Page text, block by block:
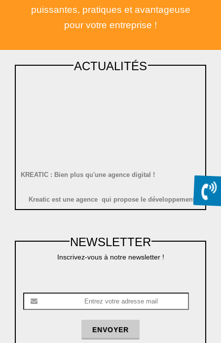
puissantes, pratiques et avantageuse
pour votre entreprise !
ACTUALITÉS
KREATIC : Bien plus qu'une agence digital !
Kreatic est une agence qui propose le développement
- 10 minutes de Mouscron, Menin, Lomme & Comines ;
- 10 minutes de Lille, & Villeneuve d'ascq ;
- 20 minutes de Lille, & Villeneuve d'ascq ;
- 25 minutes de tournai,
Contactez KREATIC pour la création et le référencement
NEWSLETTER
Inscrivez-vous à notre newsletter !
ENVOYER